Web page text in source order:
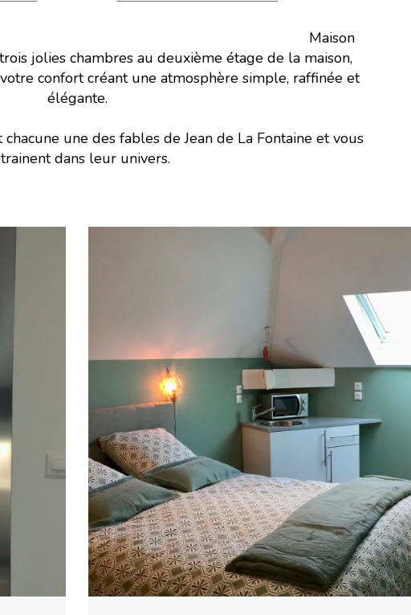
jolies chambres au deuxième étage de la maison,
confort créant une atmosphère simple, raffinée et
élégante.
une des fables de Jean de La Fontaine et vous
dans leur univers.